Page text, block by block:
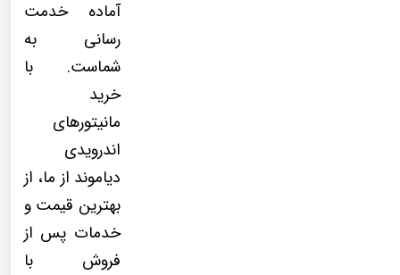
آماده خدمت
رسانی به
شماست. با
خرید
مانیتورهای
اندرویدی
دیاموند از ما، از
بهترین قیمت و
خدمات پس از
فروش با